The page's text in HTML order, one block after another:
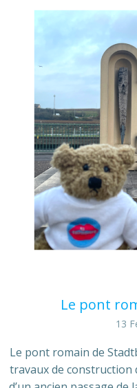
Le pont
13
Le pont romain de
travaux de construction